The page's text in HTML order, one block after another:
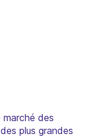
des
plus grandes